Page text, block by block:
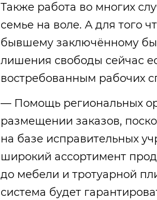
Также работа во многих
семье на воле. А для того
бывшему заключённому
лишения свободы сейчас
востребованным рабочих
— Помощь региональных
размещении заказов,
на базе исправительных
широкий ассортимент
до мебели и тротуарной
система будет